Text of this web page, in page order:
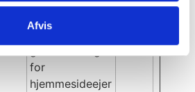
Afvis
tema. Cookien
for
hjemmesideejer